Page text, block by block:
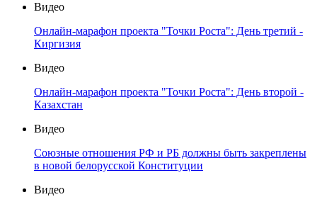
Видео
Онлайн-марафон проекта "Точки Роста": День третий -
Киргизия
Видео
Онлайн-марафон проекта "Точки Роста": День второй -
Казахстан
Видео
Союзные отношения РФ и РБ должны быть закреплены
в новой белорусской Конституции
Видео